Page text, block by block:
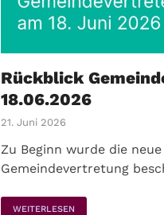
Rückblick
18.06.2026
21. Juni 2026
Zu Beginn wurde die
Gemeindevertretung
WEITERLESEN